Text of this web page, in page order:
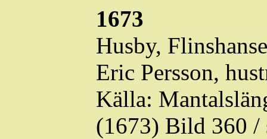
1673
Husby,
Eric Persson,
Källa:
(1673) Bild 360